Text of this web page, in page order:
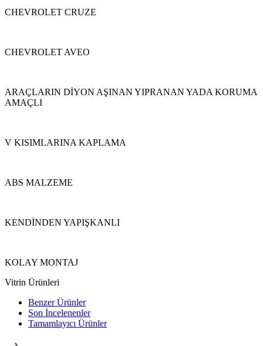
CHEVROLET CRUZE
CHEVROLET AVEO
ARAÇLARIN DİYON AŞINAN YIPRANAN YADA KORUMA
AMAÇLI
V KISIMLARINA KAPLAMA
ABS MALZEME
KENDİNDEN YAPIŞKANLI
KOLAY MONTAJ
Vitrin Ürünleri
Benzer Ürünler
Son İncelenenler
Tamamlayıcı Ürünler